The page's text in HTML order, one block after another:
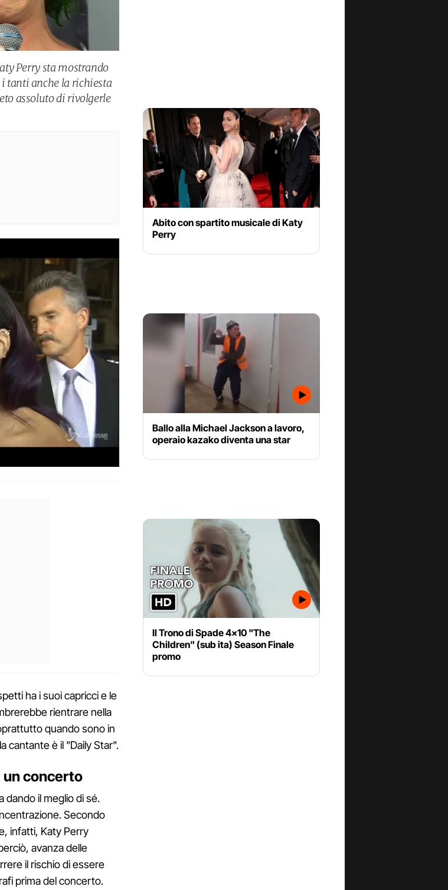
Perry sta mostrando
tanti anche la richiesta
assoluto di rivolgerle
ha i suoi capricci e le
rientrare nella
quando sono in
cantante è il "Daily Star".
un concerto
dando il meglio di sé.
Secondo
infatti, Katy Perry
avanza delle
il rischio di essere
prima del concerto.
Abito con spartito musicale di Katy
Perry
Ballo alla Michael Jackson a lavoro,
operaio kazako diventa una star
Il Trono di Spade 4x10 "The
Children" (sub ita) Season Finale
promo